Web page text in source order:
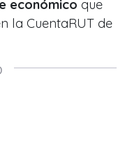
económico que
la CuentaRUT de